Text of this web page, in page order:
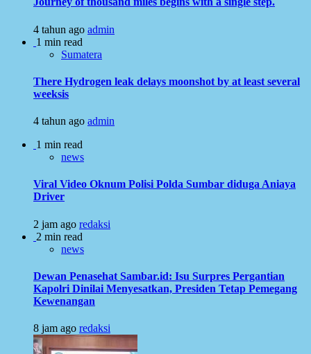
4 tahun ago admin
1 min read
Sumatera
There Hydrogen leak delays moonshot by at least several
weeksis
4 tahun ago admin
1 min read
news
Viral Video Oknum Polisi Polda Sumbar diduga Aniaya
Driver
2 jam ago redaksi
2 min read
news
Dewan Penasehat Sambar.id: Isu Surpres Pergantian
Kapolri Dinilai Menyesatkan, Presiden Tetap Pemegang
Kewenangan
8 jam ago redaksi